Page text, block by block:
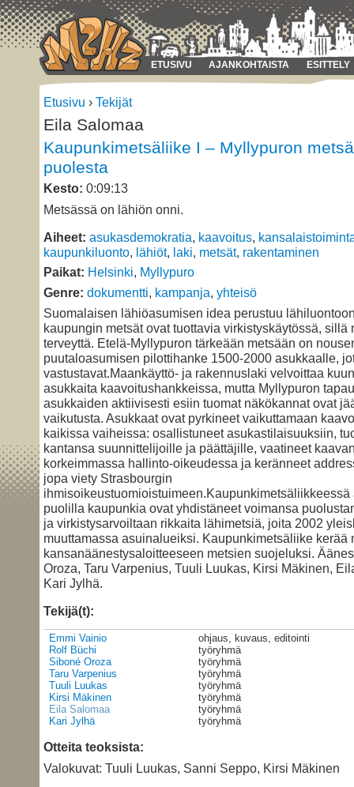
ETUSIVU AJANKOHTAISTA ESITTELY
Etusivu › Tekijät
Eila Salomaa
Kaupunkimetsäliike I – Myllypuron
puolesta
Kesto: 0:09:13
Metsässä on lähiön onni.
Aiheet: asukasdemokratia, kaavoitus,
kaupunkiluonto, lähiöt, laki, metsät, rakentaminen
Paikat: Helsinki, Myllypuro
Genre: dokumentti, kampanja, yhteisö
Suomalaisen lähiöasumisen idea perustuu
kaupungin metsät ovat tuottavia virkistyskäytössä, sillä
terveyttä. Etelä-Myllypuron tärkeään metsään on
puutaloasumisen pilottihanke 1500-2000 asukkaalle,
vastustavat.Maankäyttö- ja rakennuslaki velvoittaa
asukkaita kaavoitushankkeissa, mutta Myllypuron
asukkaiden aktiivisesti esiin tuomat näkökannat ovat
vaikutusta. Asukkaat ovat pyrkineet vaikuttamaan
kaikissa vaiheissa: osallistuneet asukastilaisuuksiin,
kantansa suunnittelijoille ja päättäjille, vaatineet
korkeimmassa hallinto-oikeudessa ja keränneet
jopa viety Strasbourgin
ihmisoikeustuomioistuimeen.Kaupunkimetsäliikkeessä
puolilla kaupunkia ovat yhdistäneet voimansa
ja virkistysarvoiltaan rikkaita lähimetsiä, joita 2002
muuttamassa asuinalueiksi. Kaupunkimetsäliike kerää
kansanäänestysaloitteeseen metsien suojeluksi.
Oroza, Taru Varpenius, Tuuli Luukas, Kirsi Mäkinen,
Kari Jylhä.
Tekijä(t):
Emmi Vainio
Rolf Büchi
Siboné Oroza
Taru Varpenius
Tuuli Luukas
Kirsi Mäkinen
Eila Salomaa
Kari Jylhä
ohjaus, kuvaus, editointi
työryhmä
työryhmä
työryhmä
työryhmä
työryhmä
työryhmä
työryhmä
Otteita teoksista:
Valokuvat: Tuuli Luukas, Sanni Seppo, Kirsi Mäkinen